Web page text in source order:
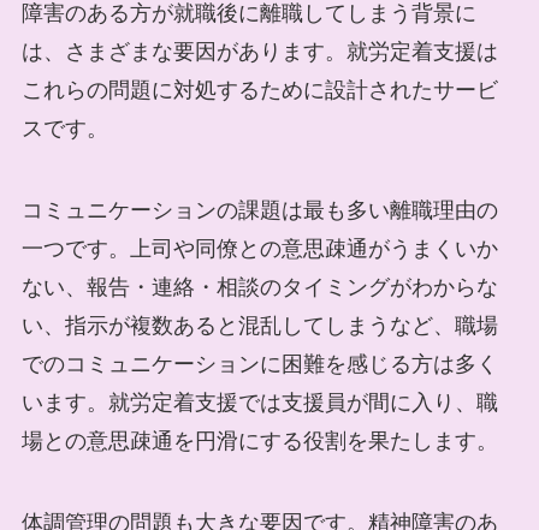
障害のある方が就職後に離職してしまう背景に
は、さまざまな要因があります。就労定着支援は
これらの問題に対処するために設計されたサービ
スです。
コミュニケーションの課題は最も多い離職理由の
一つです。上司や同僚との意思疎通がうまくいか
ない、報告・連絡・相談のタイミングがわからな
い、指示が複数あると混乱してしまうなど、職場
でのコミュニケーションに困難を感じる方は多く
います。就労定着支援では支援員が間に入り、職
場との意思疎通を円滑にする役割を果たします。
体調管理の問題も大きな要因です。精神障害のあ